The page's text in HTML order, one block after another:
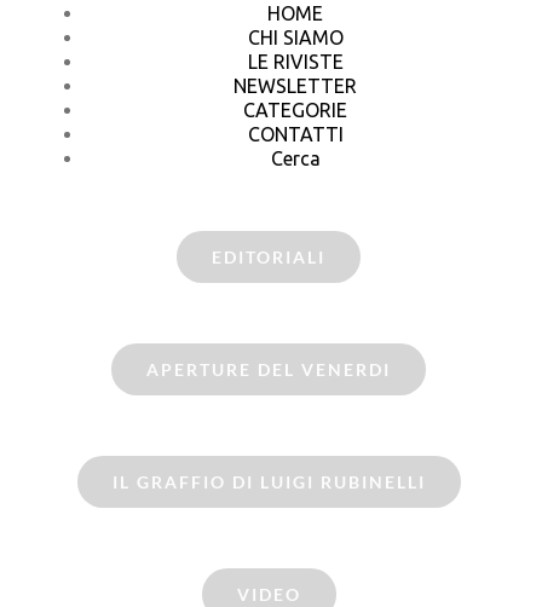
HOME
CHI SIAMO
LE RIVISTE
NEWSLETTER
CATEGORIE
CONTATTI
Cerca
EDITORIALI
APERTURE DEL VENERDI
IL GRAFFIO DI LUIGI RUBINELLI
VIDEO